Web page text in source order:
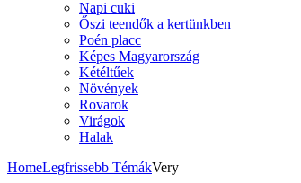
Napi cuki
Őszi teendők a kertünkben
Poén placc
Képes Magyarország
Kétéltűek
Növények
Rovarok
Virágok
Halak
HomeLegfrissebb TémákVery